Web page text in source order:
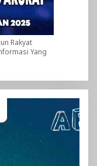
Rakyat
Yang